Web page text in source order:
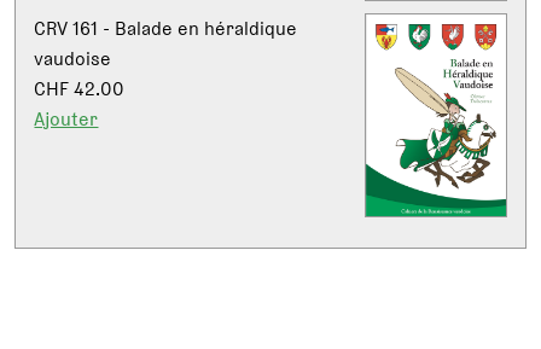
CRV 161 - Balade en héraldique
vaudoise
CHF 42.00
Ajouter